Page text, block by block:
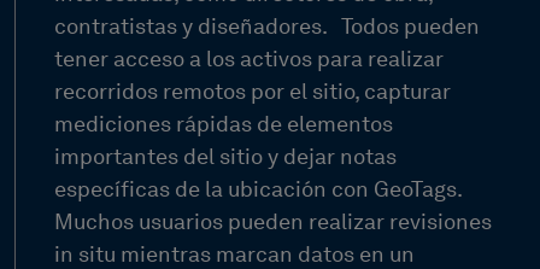
contratistas y diseñadores.
Todos pueden
tener acceso a los activos para realizar
recorridos remotos por el sitio, capturar
mediciones rápidas de elementos
importantes del sitio y dejar notas
específicas de la ubicación con GeoTags.
Muchos usuarios pueden realizar revisiones
in situ mientras marcan datos en un